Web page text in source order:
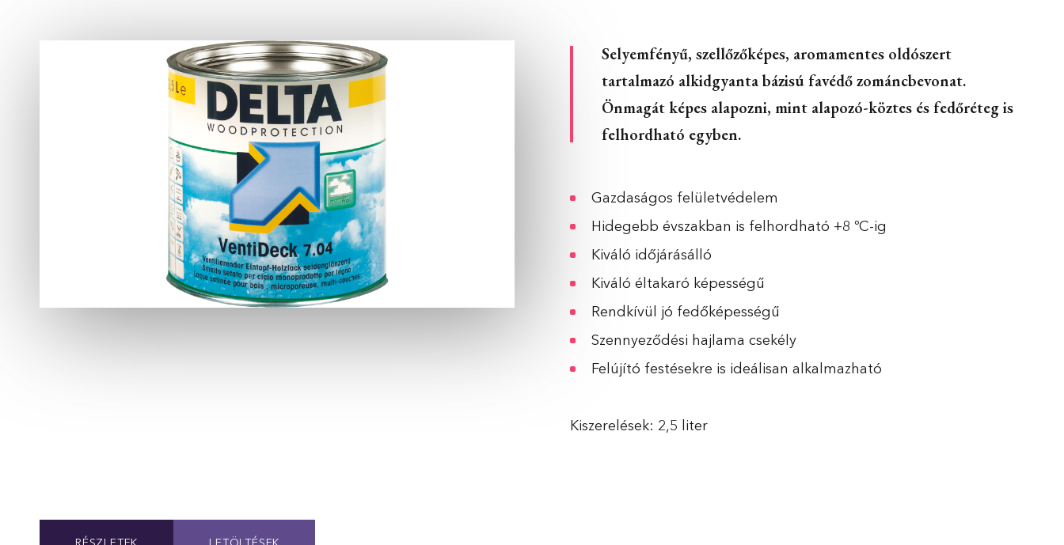
Selyemfényű, szellőzőképes, aromamentes oldószert
tartalmazó alkidgyanta bázisú favédő zománcbevonat.
Önmagát képes alapozni, mint alapozó-köztes és fedőréteg is
felhordható egyben.
Gazdaságos felületvédelem
Hidegebb évszakban is felhordható +8 ºC-ig
Kiváló időjárásálló
Kiváló éltakaró képességű
Rendkívül jó fedőképességű
Szennyeződési hajlama csekély
Felújító festésekre is ideálisan alkalmazható
Kiszerelések: 2,5 liter